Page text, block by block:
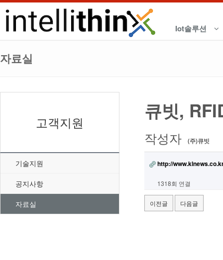
Iot솔루션
자료실
고객지원
기술지원
공지사항
자료실
큐빗,
작성자 (주)큐빗
http://
1318회 연결
이전글 다음글